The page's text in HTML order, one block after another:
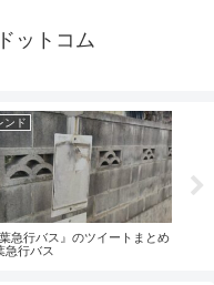
ットコム
ンド
葉急行バス』のツイートまとめ
急行バス